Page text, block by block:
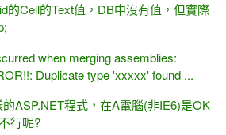
的Cell的Text值，DB中沒有值，但實際
when merging assemblies:
Duplicate type 'xxxxx' found ...
ASP.NET程式，在A電腦(非IE6)是OK
行呢?